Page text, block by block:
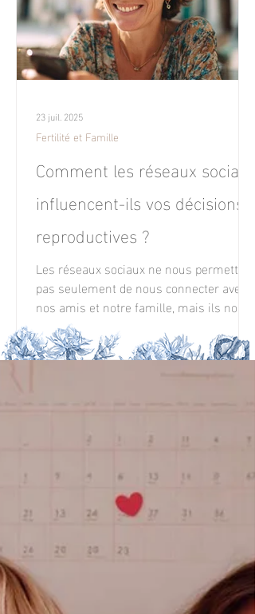
Comment les réseaux sociaux
influencent-ils vos décisions
reproductives ?
Les réseaux sociaux ne nous permettent
pas seulement de nous connecter avec
nos amis et notre famille, mais ils nous
exposent également à une variété de
tendances, d'opinions et, surtout, aux
expériences des autres.
Fertilité et Famille
23 juil. 2025